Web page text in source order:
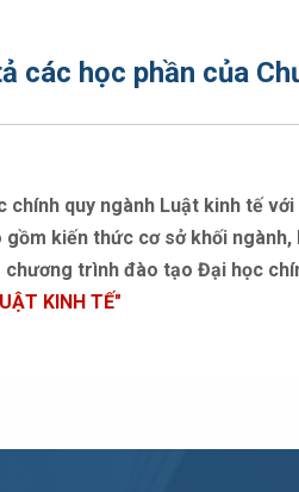
các học phần của
quy ngành Luật kinh tế
kiến thức cơ sở khối
chương trình đào tạo Đại học
KINH TẾ"
huyết với công tác chuyên